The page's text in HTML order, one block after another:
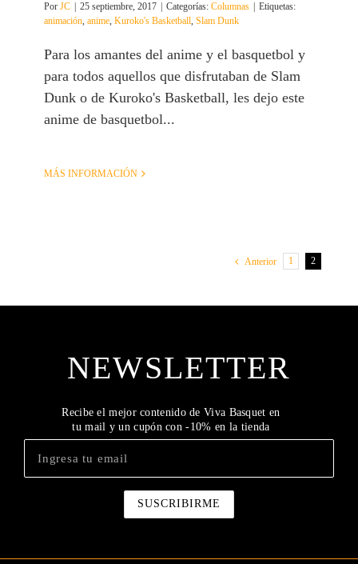
Por JC 25 septiembre, 2017 Categorías: Columnas
Etiquetas:
animación, anime, Kuroko's Basketball, Slam Dunk
Para los amantes del anime y el basquetbol y
para todos aquellos que disfrutaban de Slam
Dunk o de Kuroko's Basketball, les dejo este
anime de basquetbol...
MÁS INFORMACIÓN
Anterior 1 2
NEWSLETTER
Recibe el mejor contenido de Viva Basquet en
tu mail y un cupón con -10% en la tienda